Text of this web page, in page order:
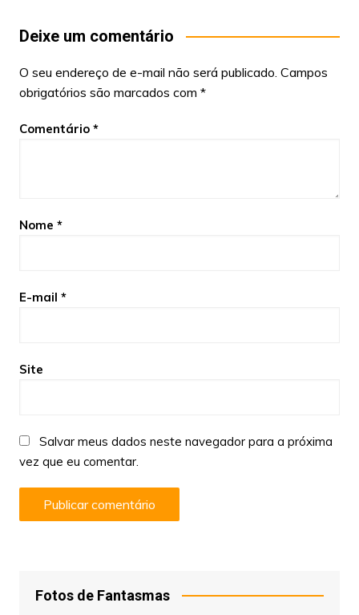
Deixe um comentário
O seu endereço de e-mail não será publicado. Campos
obrigatórios são marcados com *
Comentário *
Nome *
E-mail *
Site
Salvar meus dados neste navegador para a próxima
vez que eu comentar.
Fotos de Fantasmas